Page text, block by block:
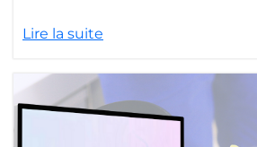
Lire la suite